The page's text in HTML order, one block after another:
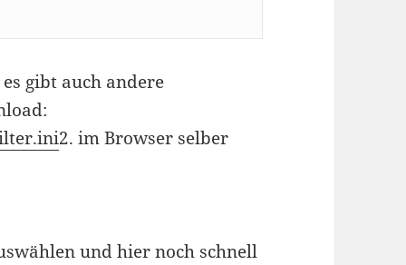
gibt auch andere
2. im Browser selber
und hier noch schnell